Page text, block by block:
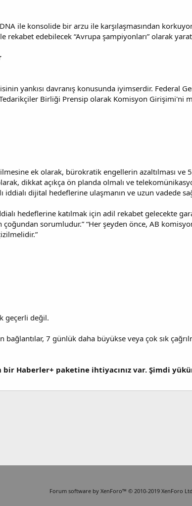
ile konsolide bir arzu ile karşılaşmasından
rekabet edebilecek “Avrupa şampiyonları” olarak
yankısı davranış konusunda iyimserdir. Federal
Birliği Prensip olarak Komisyon Girişimi'ni
ek olarak, bürokratik engellerin azaltılması ve
dikkat açıkça ön planda olmalı ve
iddialı dijital hedeflerine ulaşmanın ve uzun vadede
hedeflerine katılmak için adil rekabet gelecekte
sorumludur.” “Her şeyden önce, AB
geçerli değil.
bağlantılar, 7 günlük daha büyükse veya çok sık
bir Haberler+ paketine ihtiyacınız var. Şimdi
Forum software by XenForo™ © 2010-2019 XenForo